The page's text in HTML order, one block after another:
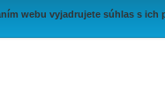
webu vyjadrujete súhlas s ich